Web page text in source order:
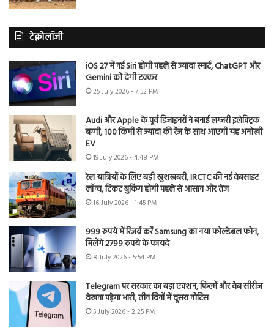
टेक्नोलॉजी
iOS 27 में नई Siri होगी पहले से ज्यादा स्मार्ट, ChatGPT और
Gemini को देगी टक्कर
25 July 2026 - 7:52 PM
Audi और Apple के पूर्व डिजाइनरों ने बनाई लग्जरी इलेक्ट्रिक
बग्गी, 100 किमी से ज्यादा की रेंज के साथ आएगी यह अनोखी
EV
19 July 2026 - 4:48 PM
रेल यात्रियों के लिए बड़ी खुशखबरी, IRCTC की नई वेबसाइट
लॉन्च, टिकट बुकिंग होगी पहले से आसान और तेज
16 July 2026 - 1:45 PM
999 रुपये में रिजर्व करें Samsung का नया फोल्डेबल फोन,
मिलेंगे 2799 रुपये के फायदे
8 July 2026 - 5:54 PM
Telegram पर सरकार का बड़ा एक्शन, फिल्में और वेब सीरीज
देखना पड़ेगा भारी, तीन दिनों में दूसरा नोटिस
5 July 2026 - 2:25 PM